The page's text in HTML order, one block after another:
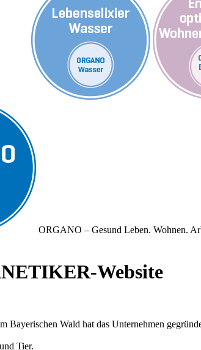
ORGANO – Gesund Leben. Wohnen.
Website
Wald hat das Unternehmen
Tier.